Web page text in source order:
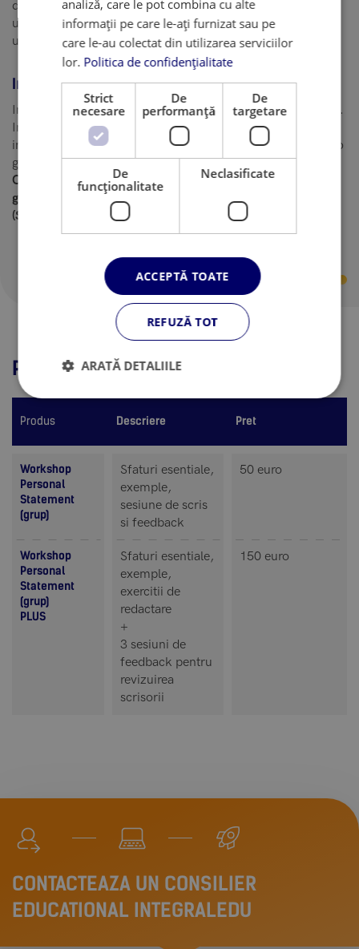
dezvoltarea personala si NOU!! pentru aplicantii la
universitati din Romania (pentru noua cerinta adoptata de
unele institutii de invatamant).
Inscrierea:
Inscrierea se face completand formularul online de mai jos.
In urma completarii, veti fi contactati pentru a confirma
inscrierea si disponibilitatea locului pentru cursul selectat (o
grupa este formata din maxim 8 cursanti).
Cu pachetele Popular Pack si Premium Pack aveti acces
gratuit la Workshop-ul pentru Personal Statement
(Scrisoare motivationala).
Preturi
Produs Descriere Pret
Workshop
Personal
Statement
(grup)
Sfaturi esentiale,
exemple,
sesiune de scris
si feedback
50 euro
Workshop
Personal
Statement
(grup)
PLUS
Sfaturi esentiale,
exemple,
exercitii de
redactare
+
3 sesiuni de
feedback pentru
revizuirea
scrisorii
150 euro
CONTACTEAZA UN CONSILIER
EDUCATIONAL INTEGRALEDU
analiză, care le pot combina cu alte
informații pe care le-ați furnizat sau pe
care le-au colectat din utilizarea serviciilor
lor. Politica de confidențialitate
Strict
necesare
De
performanță
De
targetare
De
funcţionalitate
Neclasificate
ACCEPTĂ TOATE
REFUZĂ TOT
ARATĂ DETALIILE